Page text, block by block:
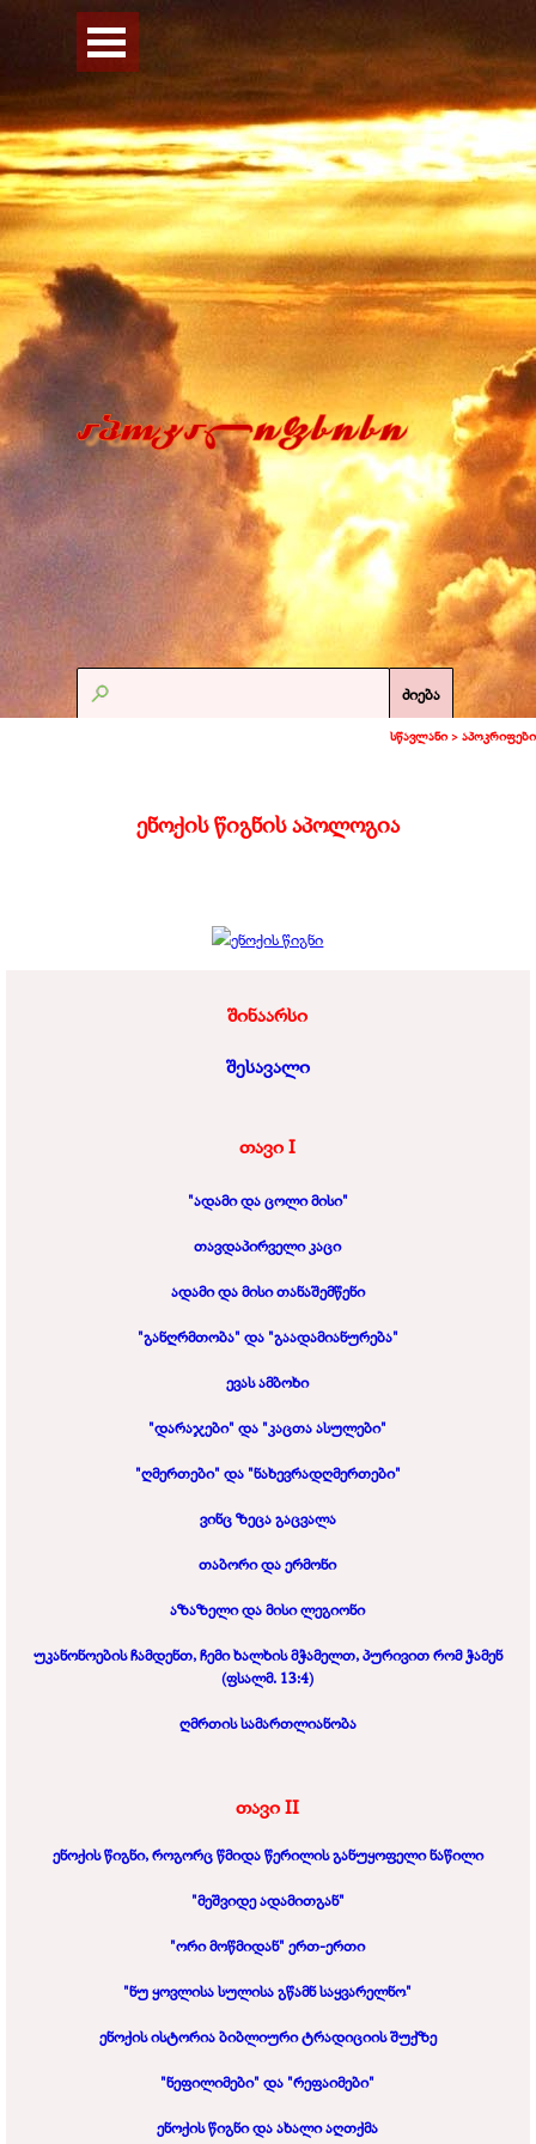
Перейти к контенту
Пропустить меню
ძიება
სწავლანი > აპოკრიფები
ენოქის წიგნის აპოლოგია
შინაარსი
შესავალი
თავიI
"ადამი და ცოლი მისი"
თავდაპირველიკაცი
ადამი და მისი თანაშემწენი
"განღრმთობა" და "გაადამიანურება"
ევას ამბოხი
"დარაჯები" და "კაცთა ასულები"
"ღმერთები" და "ნახევრადღმერთები"
ვინც ზეცა გაცვალა
თაბორი და ერმონი
აზაზელი და მისი ლეგიონი
უკანონოების ჩამდენთ, ჩემი ხალხის მჭამელთ,პურივით რომ ჭამენ
(ფსალმ. 13:4)
ღმრთის სამართლიანობა
თავიII
ენოქის წიგნი, როგორც წმიდა წერილის განუყოფელი ნაწილი
"მეშვიდე ადამითგან"
"ორი მოწმიდან" ერთ-ერთი
"ნუ ყოვლისა სულისა გწამნ საყვარელნო"
ენოქის ისტორია ბიბლიური ტრადიციის შუქზე
"ნეფილიმები" და "რეფაიმები"
ენოქის წიგნი და ახალი აღთქმა